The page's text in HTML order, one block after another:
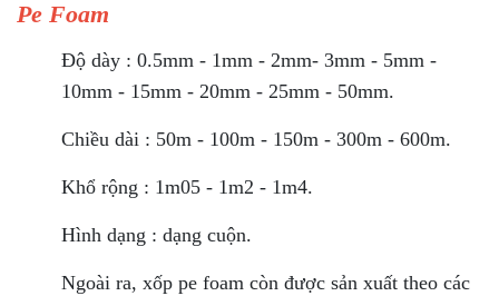
Pe Foam
Độ dày : 0.5mm - 1mm - 2mm- 3mm - 5mm -
10mm - 15mm - 20mm - 25mm - 50mm.
Chiều dài : 50m - 100m - 150m - 300m - 600m.
Khổ rộng : 1m05 - 1m2 - 1m4.
Hình dạng : dạng cuộn.
Ngoài ra, xốp pe foam còn được sản xuất theo các